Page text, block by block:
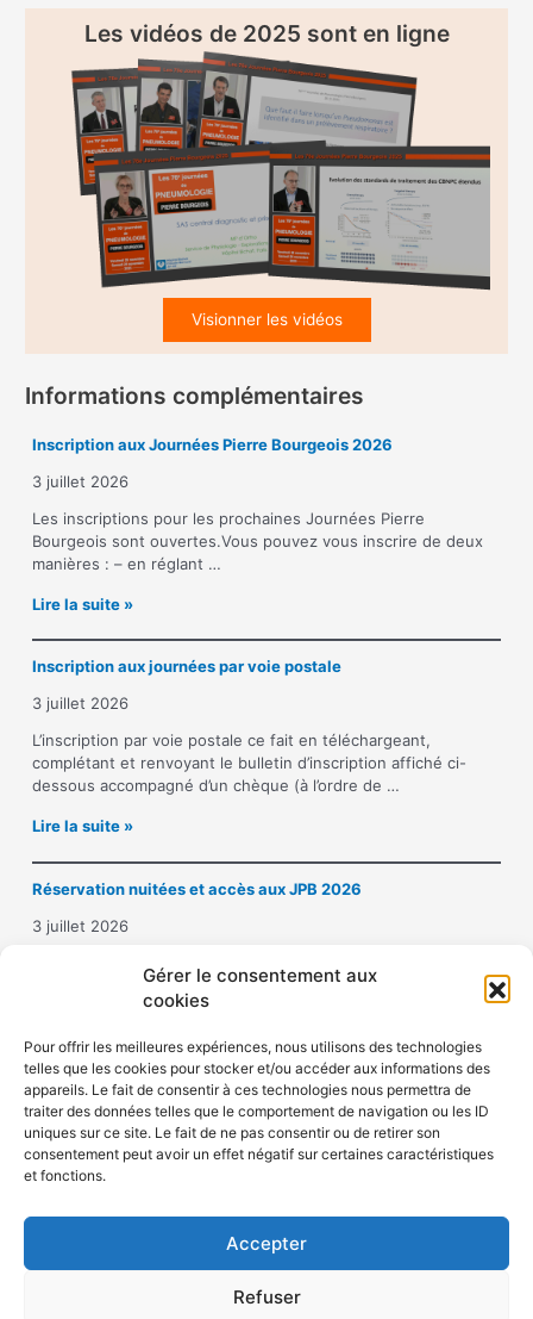
Gérer le consentement aux
cookies
Pour offrir les meilleures expériences, nous utilisons des technologies
telles que les cookies pour stocker et/ou accéder aux informations des
appareils. Le fait de consentir à ces technologies nous permettra de
traiter des données telles que le comportement de navigation ou les ID
uniques sur ce site. Le fait de ne pas consentir ou de retirer son
consentement peut avoir un effet négatif sur certaines caractéristiques
et fonctions.
Accepter
Refuser
Les vidéos de 2025 sont en ligne
Visionner les vidéos
Informations complémentaires
Inscription aux Journées Pierre Bourgeois 2026
3 juillet 2026
Les inscriptions pour les prochaines Journées Pierre
Bourgeois sont ouvertes.Vous pouvez vous inscrire de deux
manières : – en réglant …
I
c
r
p
t
i
n
x
J
e
s
P
r
e
Lire la suite »
Inscription aux journées par voie postale
3 juillet 2026
L’inscription par voie postale ce fait en téléchargeant,
complétant et renvoyant le bulletin d’inscription affiché ci-
dessous accompagné d’un chèque (à l’ordre de …
I
s
c
r
i
n
a
u
x
j
o
u
Lire la suite »
Réservation nuitées et accès aux JPB 2026
3 juillet 2026
75011 PARIS Tél. 01 43 14 43 50Mail : …
é
s
e
r
v
a
t
n